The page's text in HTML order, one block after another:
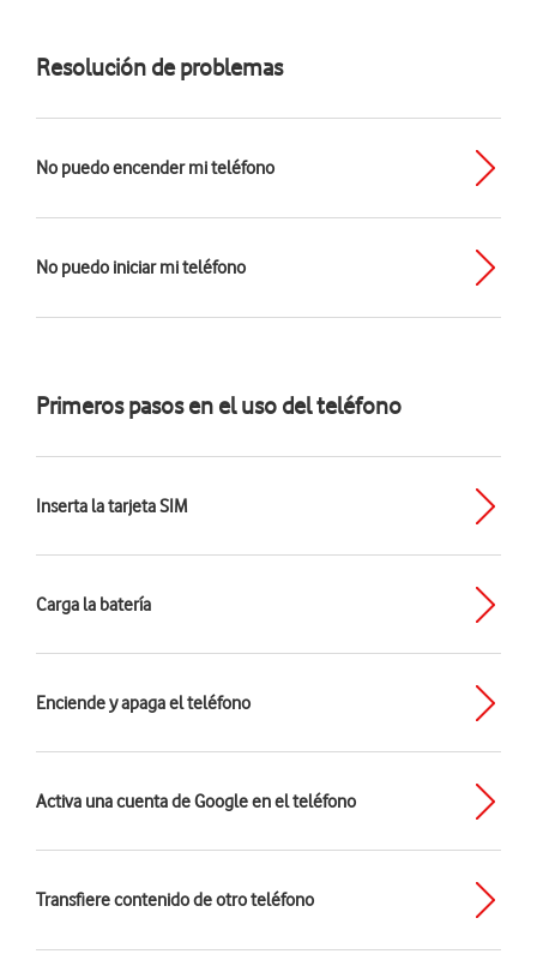
Resolución de problemas
No puedo encender mi teléfono
No puedo iniciar mi teléfono
Primeros pasos en el uso del teléfono
Inserta la tarjeta SIM
Carga la batería
Enciende y apaga el teléfono
Activa una cuenta de Google en el teléfono
Transfiere contenido de otro teléfono